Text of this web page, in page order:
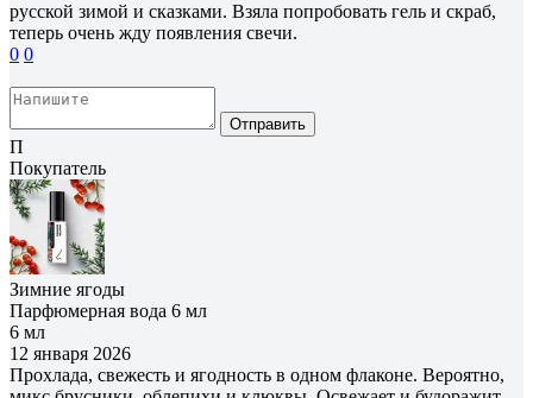
русской зимой и сказками. Взяла попробовать гель и скраб,
теперь очень жду появления свечи.
0 0
Отправить
П
Покупатель
Зимние ягоды
Парфюмерная вода 6 мл
6 мл
12 января 2026
Прохлада, свежесть и ягодность в одном флаконе. Вероятно,